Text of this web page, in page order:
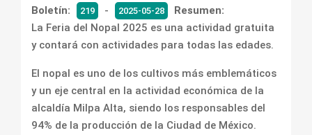
Boletín: 219 - 2025-05-28
Resumen:
La Feria del Nopal 2025 es una actividad gratuita
y contará con actividades para todas las edades.
El nopal es uno de los cultivos más emblemáticos
y un eje central en la actividad económica de la
alcaldía Milpa Alta, siendo los responsables del
94% de la producción de la Ciudad de México.